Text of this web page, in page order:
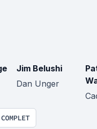
Jim Belushi
Dan Unger